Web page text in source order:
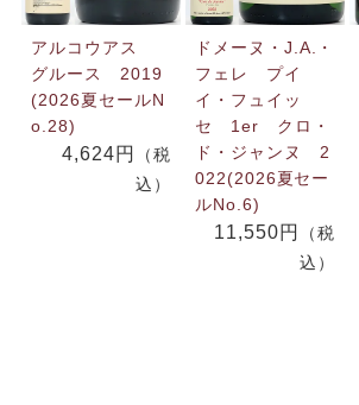
アルコウアス
グルース 2019
(2026夏セールN
o.28)
4,624円
（税
込）
ドメーヌ・J.A.・
フェレ プイ
イ・フュイッ
セ 1er クロ・
ド・ジャンヌ 2
022(2026夏セー
ルNo.6)
11,550円
（税
込）